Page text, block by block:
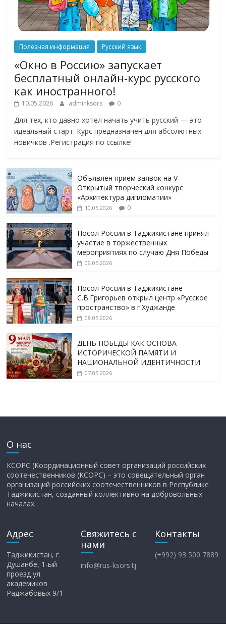
Полезная информация Русский язык
«Окно в Россию» запускает
бесплатный онлайн-курс русского
как иностранного!
10.05.2026 adminksors 0
Для тех, кто давно хотел начать учить русский — это
идеальный старт. Курс предназначен для абсолютных
новичков .Регистрация по ссылке!
Объявлен приём заявок на V
Открытый творческий конкурс
«Архитектура дипломатии»
10.05.2026 0
Посол России в Таджикистане принял
участие в торжественных
мероприятиях по случаю Дня Победы
09.05.2026
Посол России в Таджикистане
С.В.Григорьев открыл центр «Русское
пространство» в г.Худжанде
08.05.2026
ДЕНЬ ПОБЕДЫ КАК ОСНОВА
ИСТОРИЧЕСКОЙ ПАМЯТИ И
НАЦИОНАЛЬНОЙ ИДЕНТИЧНОСТИ
07.05.2026
О нас
КСОРС (Координационный совет организаций российских
соотечественников (КСОРС) – это совещательный орган
организаций российских соотечественников в Республике
Таджикистан, созданный коллективно на добровольных
началах.
Адрес
Таджикистан, г.
Душанбе, 1-ый
проезд ул.
академиков
Раджабовых 9/1
Свяжитесь с
нами
info@rus-ksors.tj
Контакты
(+992) 93 500 7889